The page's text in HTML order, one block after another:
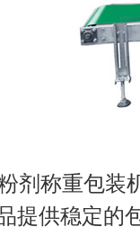
剂称重包装
提供稳定的